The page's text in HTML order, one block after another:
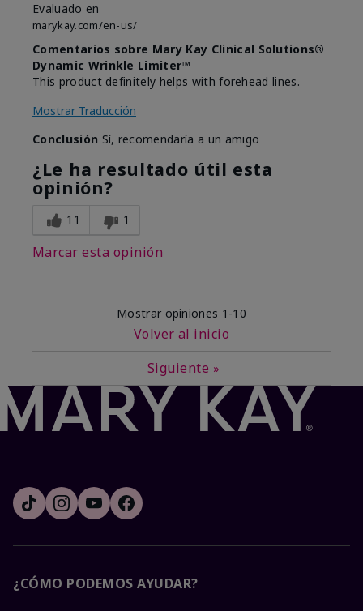
Evaluado en
marykay.com/en-us/
Comentarios sobre Mary Kay Clinical Solutions®
Dynamic Wrinkle Limiter™
This product definitely helps with forehead lines.
Mostrar Traducción
Conclusión Sí, recomendaría a un amigo
¿Le ha resultado útil esta
opinión?
11 1
Marcar esta opinión
Mostrar opiniones 1-10
Volver al inicio
Siguiente »
¿CÓMO PODEMOS AYUDAR?